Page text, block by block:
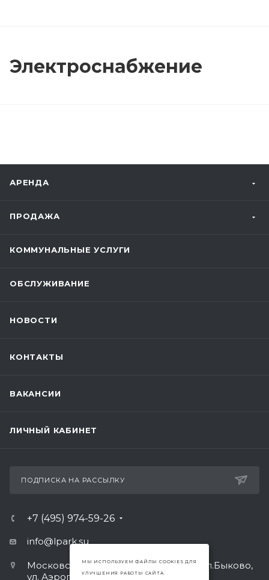
Электроснабжение
АРЕНДА
ПРОДАЖА
КОММУНАЛЬНЫЕ УСЛУГИ
ОБСЛУЖИВАНИЕ
НОВОСТИ
КОНТАКТЫ
ВАКАНСИИ
ЛИЧНЫЙ КАБИНЕТ
ПОДПИСКА НА РАССЫЛКУ
+7 (495) 974-59-26
info@lpark.su
Московская область, г. Раменское, р.п.Быково,
ул. Аэропортовская ,14
МЫ ИСПОЛЬЗУЕМ ФАЙЛЫ COOKIES ДЛЯ
УЛУЧШЕНИЯ РАБОТЫ САЙТА.